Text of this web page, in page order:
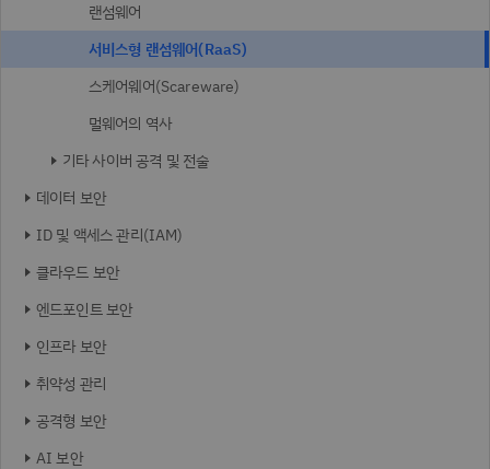
랜섬웨어
서비스형 랜섬웨어(RaaS)
스케어웨어(Scareware)
멀웨어의 역사
기타 사이버 공격 및 전술
데이터 보안
ID 및 액세스 관리(IAM)
클라우드 보안
엔드포인트 보안
인프라 보안
취약성 관리
공격형 보안
AI 보안